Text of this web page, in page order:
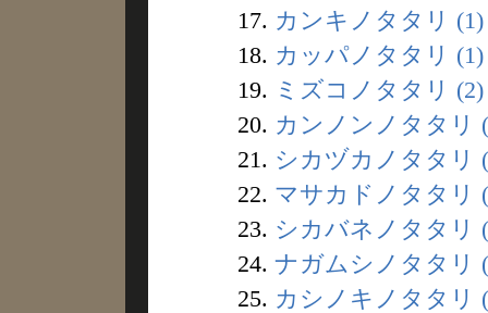
17. カンキノタタリ (1)
18. カッパノタタリ (1)
19. ミズコノタタリ (2)
20. カンノンノタタリ
21. シカヅカノタタリ
22. マサカドノタタリ
23. シカバネノタタリ
24. ナガムシノタタリ
25. カシノキノタタリ